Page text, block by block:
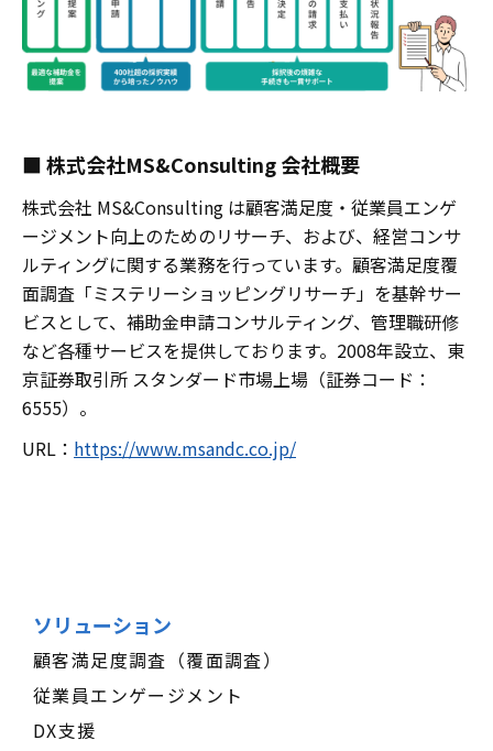
■ 株式会社MS&Consulting会社概要
株式会社 MS&Consulting は顧客満足度・従業員エンゲ
ージメント向上のためのリサーチ、および、経営コンサ
ルティングに関する業務を行っています。顧客満足度覆
面調査「ミステリーショッピングリサーチ」を基幹サー
ビスとして、補助金申請コンサルティング、管理職研修
など各種サービスを提供しております。2008年設立、東
京証券取引所 スタンダード市場上場（証券コード：
6555）。
URL ： https://www.msandc.co.jp/
ソリューション
顧客満足度調査（覆面調査）
従業員エンゲージメント
DX支援